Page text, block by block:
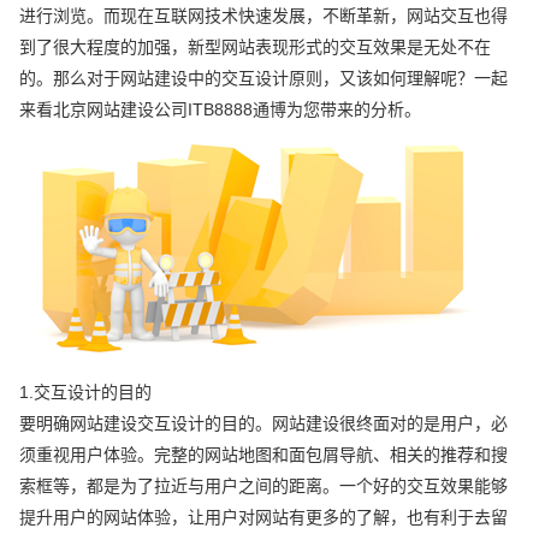
进行浏览。而现在互联网技术快速发展，不断革新，网站交互也得
到了很大程度的加强，新型网站表现形式的交互效果是无处不在
的。那么对于网站建设中的交互设计原则，又该如何理解呢？一起
来看北京网站建设公司ITB8888通博为您带来的分析。
1.交互设计的目的
要明确网站建设交互设计的目的。网站建设很终面对的是用户，必
须重视用户体验。完整的网站地图和面包屑导航、相关的推荐和搜
索框等，都是为了拉近与用户之间的距离。一个好的交互效果能够
提升用户的网站体验，让用户对网站有更多的了解，也有利于去留